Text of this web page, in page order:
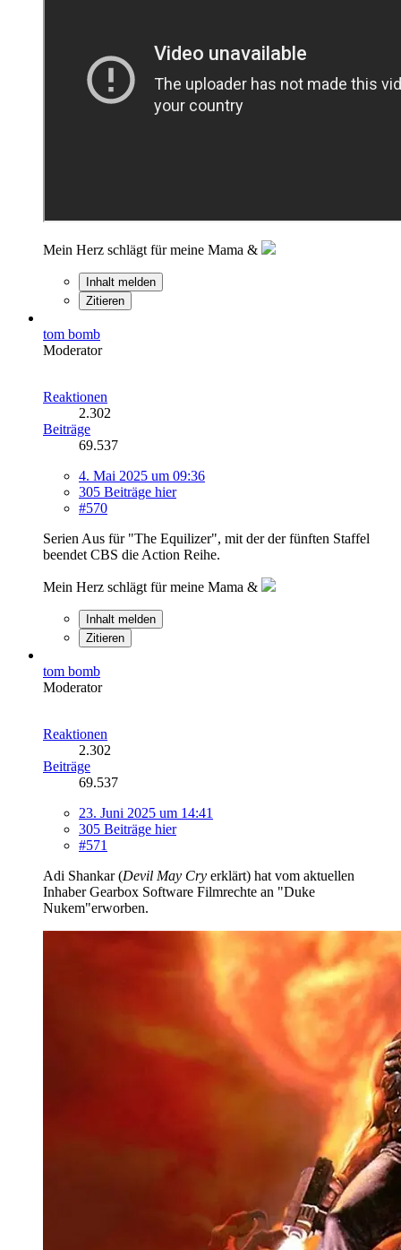
Mein Herz schlägt für meine Mama &
Inhalt melden
Zitieren
tom bomb
Moderator
Reaktionen
2.302
Beiträge
69.537
4. Mai 2025 um 09:36
305 Beiträge hier
#570
Serien Aus für "The Equilizer", mit der der fünften Staffel
beendet CBS die Action Reihe.
Mein Herz schlägt für meine Mama &
Inhalt melden
Zitieren
tom bomb
Moderator
Reaktionen
2.302
Beiträge
69.537
23. Juni 2025 um 14:41
305 Beiträge hier
#571
Adi Shankar (Devil May Cry erklärt) hat vom aktuellen
Inhaber Gearbox Software Filmrechte an "Duke
Nukem"erworben.